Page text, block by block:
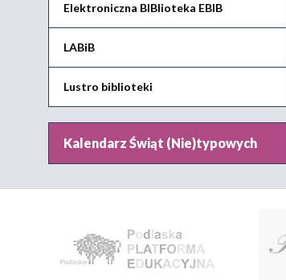
Elektroniczna BIBlioteka EBIB
LABiB
Lustro biblioteki
Kalendarz Świąt (Nie)typowych